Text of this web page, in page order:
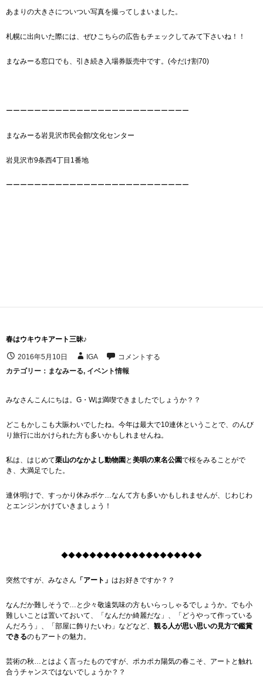
あまりの大きさについつい写真を撮ってしまいました。
札幌に出向いた際には、ぜひこちらの広告もチェックしてみて下さいね！！
まなみーる窓口でも、引き続き入場券販売中です。(今だけ割70)
ーーーーーーーーーーーーーーーーーーーーーーーーーー
まなみーる岩見沢市民会館/文化センター
岩見沢市9条西4丁目1番地
ーーーーーーーーーーーーーーーーーーーーーーーーーー
春はウキウキアート三昧♪
2016年5月10日 IGA
コメントする
カテゴリー： まなみーる, イベント情報
みなさんこんにちは。G・Wは満喫できましたでしょうか？？
どこもかしこも大賑わいでしたね。今年は最大で10連休ということで、のんび
り旅行に出かけられた方も多いかもしれませんね。
私は、はじめて栗山のなかよし動物園 と美唄の東名公園で桜をみることがで
き、大満足でした。
連休明けで、すっかり休みボケ…なんて方も多いかもしれませんが、じわじわ
とエンジンかけていきましょう！
◆◆◆◆◆◆◆◆◆◆◆◆◆◆◆◆◆◆◆◆
突然ですが、みなさん 「アート」 はお好きですか？？
なんだか難しそうで…と少々敬遠気味の方もいらっしゃるでしょうか。でも小
難しいことは置いておいて、「なんだか綺麗だな」、「どうやって作っている
んだろう」、「部屋に飾りたいわ」などなど、 観る人が思い思いの見方で鑑賞
できるのもアートの魅力。
芸術の秋…とはよく言ったものですが、ポカポカ陽気の春こそ、アートと触れ
合うチャンスではないでしょうか？？